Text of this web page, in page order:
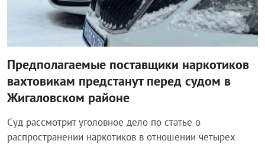
Предполагаемые поставщики наркотиков
вахтовикам предстанут перед судом в
Жигаловском районе
Суд рассмотрит уголовное дело по статье о
распространении наркотиков в отношении четырех